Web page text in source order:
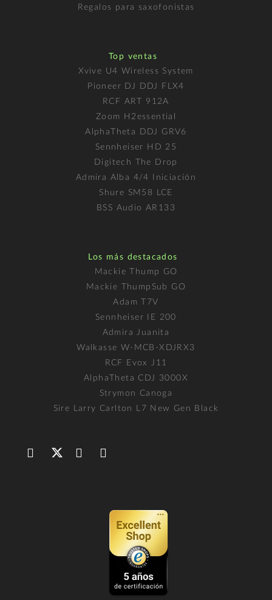
Regalos para saxofonistas
Top ventas
Xvive U4 Wireless System
Pioneer DJ DDJ FLX4
RCF ART 912A
Zoom H2essential
AlphaTheta DDJ GRV6
Sennheiser HD 25
Digitech The Drop
Admira Alba 4/4 Iniciación
Shure SM58 LCE
BSS Audio AR133
Los más destacados
Mackie Thump GO
Mackie ThumpSub GO
Adam T7V
Sennheiser IE 200
Admira Juanita
Walkasse W-MCB-XDJRX3
RCF Evox J11
AlphaTheta CDJ 3000X
Strymon Canoga
Sire Larry Carlton L7 New Gen Black